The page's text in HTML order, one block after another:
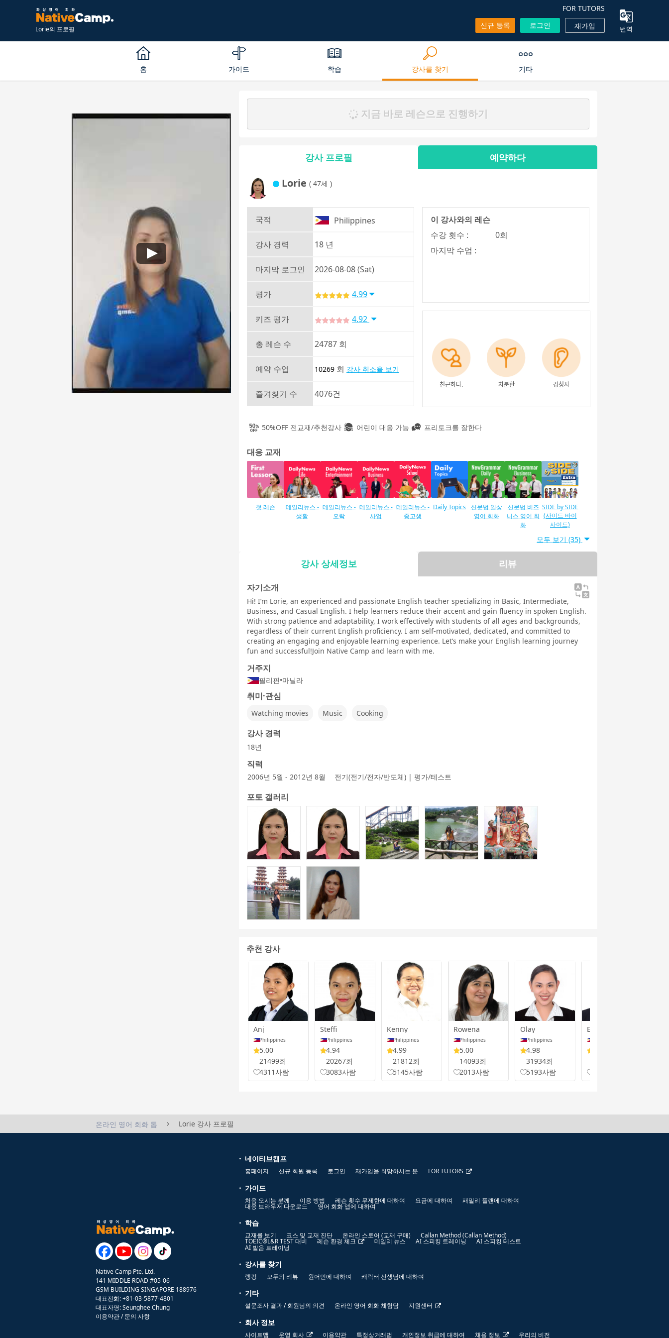
Lorie의 프로필
FOR TUTORS
신규 등록
로그인 재가입 번역
홈 가이드 학습 강사를 찾기 기타
지금 바로 레슨으로 진행하기
강사 프로필 예약하다
Lorie ( 47세 )
국적 Philippines
강사 경력 18 년
마지막 로그인 2026-08-08 (Sat)
평가 4.99
키즈 평가 4.92
총 레슨 수 24787 회
예약 수업 10269 회 강사 취소율 보기
즐겨찾기 수 4076건
이 강사와의 레슨
수강 횟수 :
0회
마지막 수업 :
친근하다. 차분한 경청자
50%OFF 전교재/추천강사 어린이 대응 가능 프리토크를 잘한다
대응 교재
첫 레슨
데일리뉴스 -
생활
데일리뉴스 -
오락
데일리뉴스 -
사업
데일리뉴스 -
중고생
Daily Topics 신문법 일상
영어 회화
신문법 비즈
니스 영어 회
화
SIDE by SIDE
(사이드 바이
사이드)
말하기 시험
말하기 시험
말하기 테스
교 영어 대화
TOEIC®L & R
로운 형식)
TOEIC®L&R
TEST 800점
대책（새로운
형식)
TOEIC® 말하
정
문법
일러스트로
토픽 토크 스피킹
발음 트레이
화
모두 보기 (35)
강사 상세정보 리뷰
자기소개
Hi! I’m Lorie, an experienced and passionate English teacher specializing in Basic, Intermediate,
Business, and Casual English. I help learners reduce their accent and gain fluency in spoken English.
With strong patience and adaptability, I work effectively with students of all ages and backgrounds,
regardless of their current English proficiency. I am self-motivated, dedicated, and committed to
creating an engaging and enjoyable learning experience. Let’s make your English learning journey
fun and successful!Join Native Camp and learn with me.
거주지
필리핀•마닐라
취미·관심
Watching movies Music Cooking
강사 경력
18년
직력
2006년 5월 - 2012년 8월 전기(전기/전자/반도체) | 평가/테스트
포토 갤러리
추천 강사
Anj
Philippines
5.00
21499회
4311사람
Steffi
Philippines
4.94
20267회
3083사람
Kenny
Philippines
4.99
21812회
5145사람
Rowena
Philippines
5.00
14093회
2013사람
Olay
Philippines
4.98
31934회
5193사람
Ellaisha
온라인 영어 회화 톱 Lorie 강사 프로필
Native Camp Pte. Ltd.
141 MIDDLE ROAD #05-06
GSM BUILDING SINGAPORE 188976
대표전화: +81-03-5877-4801
대표자명: Seunghee Chung
이용약관/문의 사항
네이티브캠프
홈페이지 신규 회원 등록 로그인 재가입을 희망하시는 분 FOR TUTORS
가이드
처음 오시는 분께 이용 방법 레슨 횟수 무제한에 대하여 요금에 대하여 패밀리 플랜에 대하여
대응 브라우저 다운로드 영어 회화 앱에 대하여
학습
교재를 보기 코스 및 교재 진단 온라인 스토어 (교재 구매) Callan Method (Callan Method)
TOEIC®L&R TEST 대비 레슨 환경 체크 데일리 뉴스 AI 스피킹 트레이닝 AI 스피킹 테스트
AI 발음 트레이닝
강사를 찾기
랭킹 모두의 리뷰 원어민에 대하여 캐릭터 선생님에 대하여
기타
설문조사 결과 / 회원님의 의견 온라인 영어 회화 체험담 지원센터
회사 정보
사이트맵 운영 회사 이용약관 특정상거래법 개인정보 취급에 대하여 채용 정보 우리의 비전